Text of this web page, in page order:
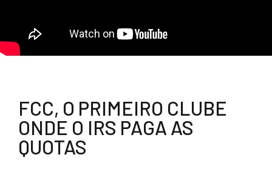
FCC, O PRIMEIRO CLUBE
ONDE O IRS PAGA AS
QUOTAS